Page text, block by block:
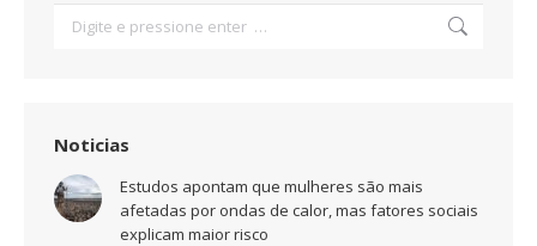
Noticias
Estudos apontam que mulheres são mais
afetadas por ondas de calor, mas fatores sociais
explicam maior risco